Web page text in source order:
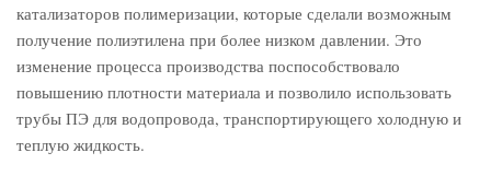
катализаторов полимеризации, которые сделали возможным
получение полиэтилена при более низком давлении. Это
изменение процесса производства поспособствовало
повышению плотности материала и позволило использовать
трубы ПЭ для водопровода, транспортирующего холодную и
теплую жидкость.